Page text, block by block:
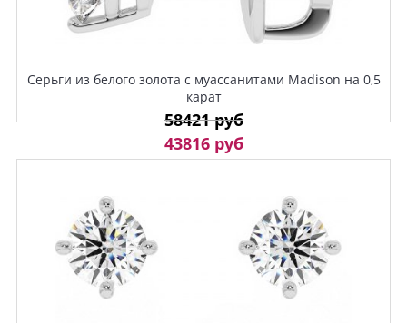
Серьги из белого золота с муассанитами Madison на 0,5
карат
58421 руб
43816 руб